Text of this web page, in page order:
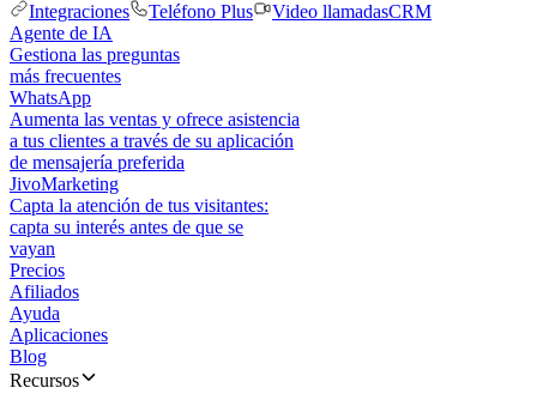
Integraciones
Teléfono Plus Video llamadasCRM
Agente de IA
Gestiona las preguntas
más frecuentes
WhatsApp
Aumenta las ventas y ofrece asistencia
a tus clientes a través de su aplicación
de mensajería preferida
JivoMarketing
Capta la atención de tus visitantes:
capta su interés antes de que se
vayan
Precios
Afiliados
Ayuda
Aplicaciones
Blog
Recursos